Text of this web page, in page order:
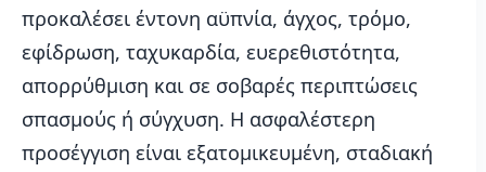
προκαλέσει έντονη αϋπνία, άγχος, τρόμο,
εφίδρωση, ταχυκαρδία, ευερεθιστότητα,
απορρύθμιση και σε σοβαρές περιπτώσεις
σπασμούς ή σύγχυση. Η ασφαλέστερη
προσέγγιση είναι εξατομικευμένη, σταδιακή